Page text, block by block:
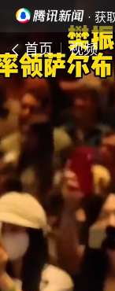
· 获
首页 视频